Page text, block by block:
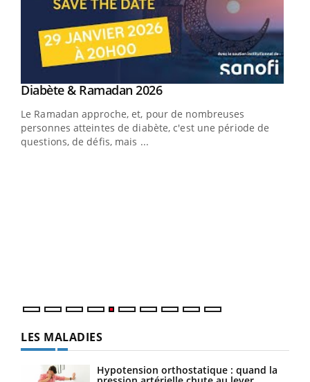
Youtube
Diabète & Ramadan 2026Youtube
Le Ramadan approche, et, pour de nombreuses
personnes atteintes de diabète, c'est une période de
questions, de défis, mais ...
LES MALADIES
Hypotension orthostatique : quand la